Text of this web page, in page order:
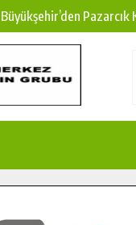
Büyükşehir’den Pazarcık
Büyükşehir’den Pazarcık
Çin’den KSÜ’ye